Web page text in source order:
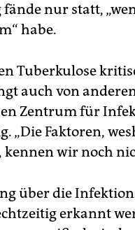
nur statt,
habe.
Tuberkulose
auch von
Zentrum für
„Die Faktoren,
kennen wir noch
über die
erkannt